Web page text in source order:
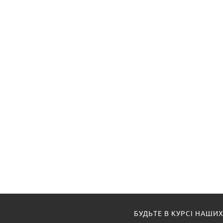
БУДЬТЕ В КУРСІ